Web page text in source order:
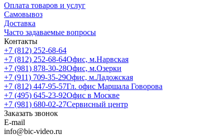
Оплата товаров и услуг
Самовывоз
Доставка
Часто задаваемые вопросы
Контакты
+7 (812) 252-68-64
+7 (812) 252-68-64Офис, м.Нарвская
+7 (981) 878-30-28Офис, м.Озерки
+7 (911) 709-35-29Офис, м.Ладожская
+7 (812) 447-95-57Гл. офис Маршала Говорова
+7 (495) 645-23-92Офис в Москве
+7 (981) 680-02-27Сервисный центр
Заказать звонок
E-mail
info@bic-video.ru